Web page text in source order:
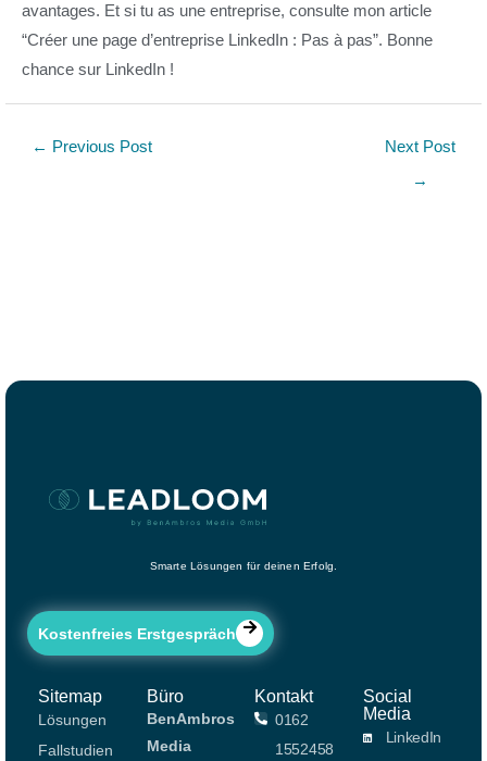
avantages. Et si tu as une entreprise, consulte mon article
“Créer une page d’entreprise LinkedIn : Pas à pas”. Bonne
chance sur LinkedIn !
← Previous Post
Next Post
→
Smarte Lösungen für deinen Erfolg.
Kostenfreies Erstgespräch
Sitemap
Lösungen
Fallstudien
Büro
BenAmbros
Media
Kontakt
0162
1552458
Social
Media
LinkedIn